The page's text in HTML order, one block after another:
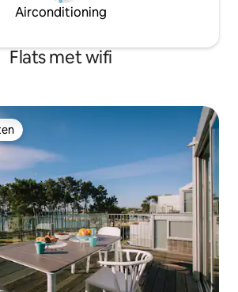
Airconditioning
Flats met wifi